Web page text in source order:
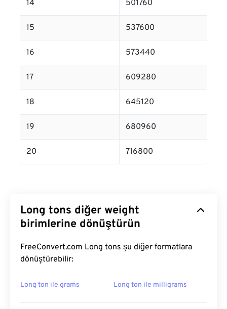
14 501760
15 537600
16 573440
17 609280
18 645120
19 680960
20 716800
Long tons diğer weight
birimlerine dönüştürün
FreeConvert.com Long tons şu diğer formatlara
dönüştürebilir:
Long ton ile grams Long ton ile milligrams